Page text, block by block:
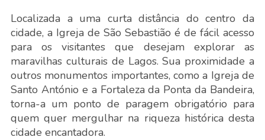
Localizada a uma curta distância do centro da
cidade, a Igreja de São Sebastião é de fácil acesso
para os visitantes que desejam explorar as
maravilhas culturais de Lagos. Sua proximidade a
outros monumentos importantes, como a Igreja de
Santo António e a Fortaleza da Ponta da Bandeira,
torna-a um ponto de paragem obrigatório para
quem quer mergulhar na riqueza histórica desta
cidade encantadora.